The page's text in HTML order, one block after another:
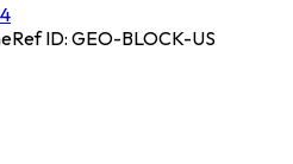
Ref ID: GEO-BLOCK-US